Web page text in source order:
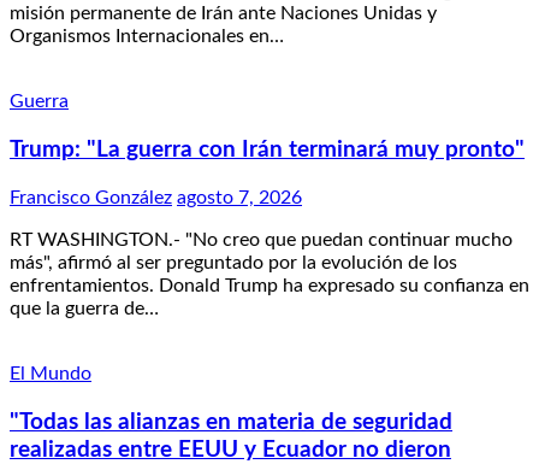
misión permanente de Irán ante Naciones Unidas y
Organismos Internacionales en…
Guerra
Trump: "La guerra con Irán terminará muy pronto"
Francisco González agosto 7, 2026
RT WASHINGTON.- "No creo que puedan continuar mucho
más", afirmó al ser preguntado por la evolución de los
enfrentamientos. Donald Trump ha expresado su confianza en
que la guerra de…
El Mundo
"Todas las alianzas en materia de seguridad
realizadas entre EEUU y Ecuador no dieron